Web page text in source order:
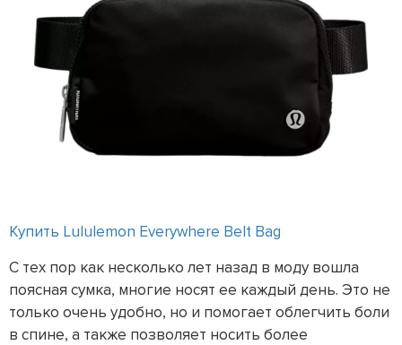
Купить Lululemon Everywhere Belt Bag
С тех пор как несколько лет назад в моду вошла
поясная сумка, многие носят ее каждый день. Это не
только очень удобно, но и помогает облегчить боли
в спине, а также позволяет носить более